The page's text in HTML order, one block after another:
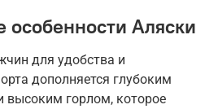
особенности Аляски
для удобства и
дополняется глубоким
горлом, которое